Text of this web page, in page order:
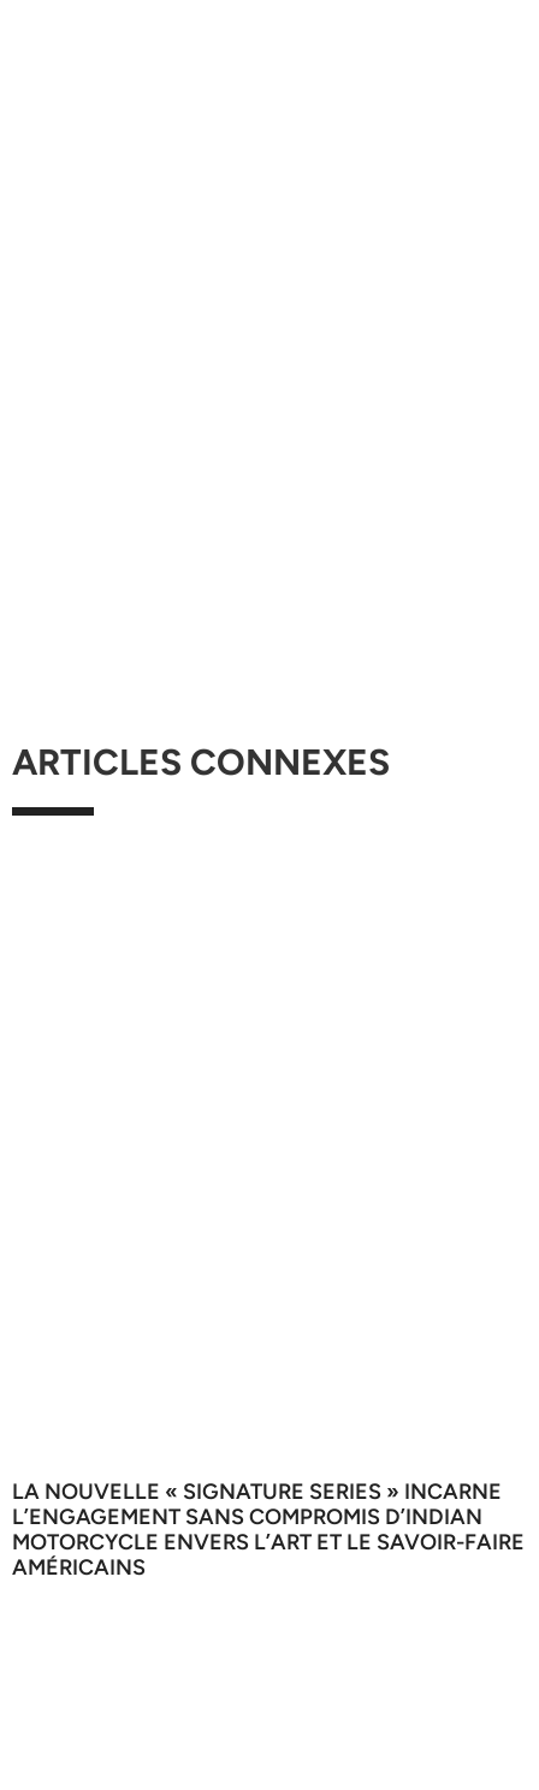
ARTICLES CONNEXES
LA NOUVELLE « SIGNATURE SERIES » INCARNE
L’ENGAGEMENT SANS COMPROMIS D’INDIAN
MOTORCYCLE ENVERS L’ART ET LE SAVOIR-FAIRE
AMÉRICAINS